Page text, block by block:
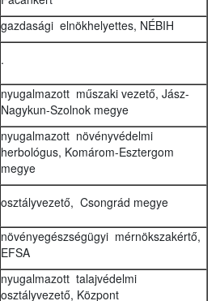
gazdasági elnökhelyettes, NÉBIH
.
nyugalmazott műszaki vezető, Jász-
Nagykun-Szolnok megye
nyugalmazott növényvédelmi
herbológus, Komárom-Esztergom
megye
osztályvezető, Csongrád megye
növényegészségügyi mérnökszakértő,
EFSA
nyugalmazott talajvédelmi
osztályvezető, Központ